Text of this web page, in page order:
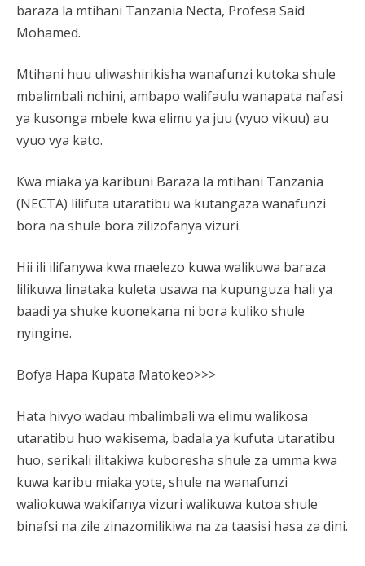
baraza la mtihani Tanzania Necta, Profesa Said
Mohamed.
Mtihani huu uliwashirikisha wanafunzi kutoka shule
mbalimbali nchini, ambapo walifaulu wanapata nafasi
ya kusonga mbele kwa elimu ya juu (vyuo vikuu) au
vyuo vya kato.
Kwa miaka ya karibuni Baraza la mtihani Tanzania
(NECTA) lilifuta utaratibu wa kutangaza wanafunzi
bora na shule bora zilizofanya vizuri.
Hii ili ilifanywa kwa maelezo kuwa walikuwa baraza
lilikuwa linataka kuleta usawa na kupunguza hali ya
baadi ya shuke kuonekana ni bora kuliko shule
nyingine.
Bofya Hapa Kupata Matokeo>>>
Hata hivyo wadau mbalimbali wa elimu walikosa
utaratibu huo wakisema, badala ya kufuta utaratibu
huo, serikali ilitakiwa kuboresha shule za umma kwa
kuwa karibu miaka yote, shule na wanafunzi
waliokuwa wakifanya vizuri walikuwa kutoa shule
binafsi na zile zinazomilikiwa na za taasisi hasa za dini.